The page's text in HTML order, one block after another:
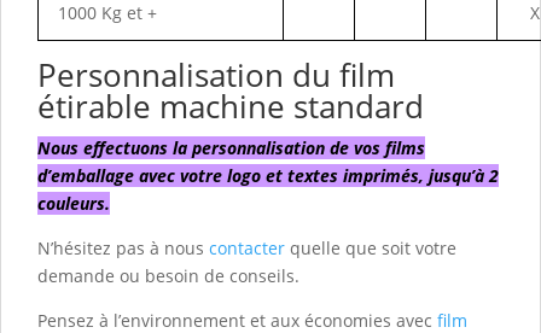
1000 Kg et + X
Personnalisation du film
étirable machine standard
Nous effectuons la personnalisation de vos films
d’emballage avec votre logo et textes imprimés, jusqu’à 2
couleurs.
N’hésitez pas à nous contacter quelle que soit votre
demande ou besoin de conseils.
Pensez à l’environnement et aux économies avec film